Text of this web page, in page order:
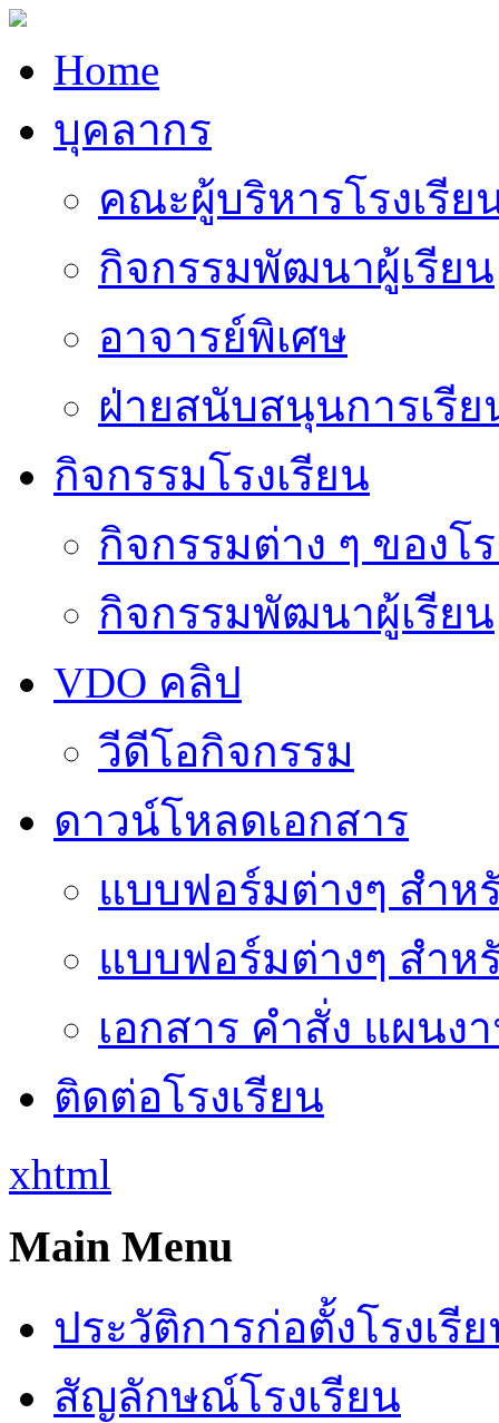
Home
บุคลากร
คณะผู้บริหารโรงเรีย
กิจกรรมพัฒนาผู้เรียน
อาจารย์พิเศษ
ฝ่ายสนับสนุนการเรี
กิจกรรมโรงเรียน
กิจกรรมต่าง ๆ ของโ
กิจกรรมพัฒนาผู้เรียน
VDO คลิป
วีดีโอกิจกรรม
ดาวน์โหลดเอกสาร
แบบฟอร์มต่างๆ สำห
แบบฟอร์มต่างๆ สำห
เอกสาร คำสั่ง แผนง
ติดต่อโรงเรียน
xhtml
Main Menu
ประวัติการก่อตั้งโรงเรี
สัญลักษณ์โรงเรียน